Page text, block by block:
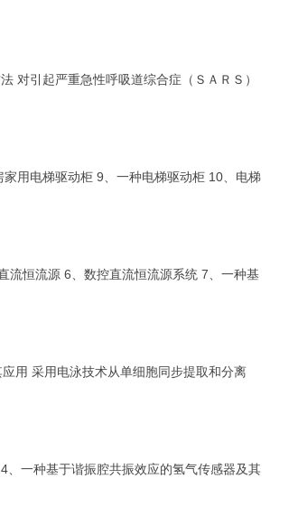
对引起严重急性呼吸道综合症（ＳＡＲＳ）
用电梯驱动柜 9、一种电梯驱动柜 10、电梯
流恒流源 6、数控直流恒流源系统 7、一种基
用 采用电泳技术从单细胞同步提取和分离
一种基于谐振腔共振效应的氢气传感器及其